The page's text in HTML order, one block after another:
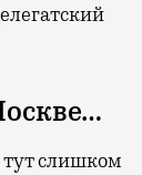
тут слишком